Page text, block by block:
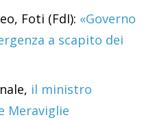
Foti (FdI): «Governo
a scapito dei
il ministro
Meraviglie